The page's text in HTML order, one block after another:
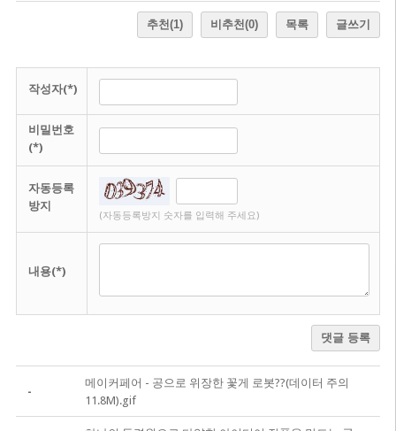
추천(1) 비추천(0) 목록 글쓰기
작성자(*)
비밀번호
(*)
자동등록
방지
(자동등록방지 숫자를 입력해 주세요)
내용(*)
댓글 등록
-
메이커페어 - 공으로 위장한 꽃게 로봇??(데이터 주의
11.8M).gif